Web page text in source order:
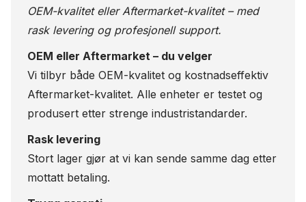
OEM-kvalitet eller Aftermarket-kvalitet – med
rask levering og profesjonell support.
OEM eller Aftermarket – du velger
Vi tilbyr både OEM-kvalitet og kostnadseffektiv
Aftermarket-kvalitet. Alle enheter er testet og
produsert etter strenge industristandarder.
Rask levering
Stort lager gjør at vi kan sende samme dag etter
mottatt betaling.